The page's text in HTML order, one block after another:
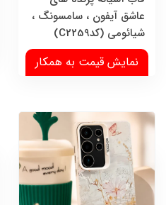
عاشق آیفون ، سامسونگ ،
شیائومی (کدC2259)
نمایش قیمت به همکار